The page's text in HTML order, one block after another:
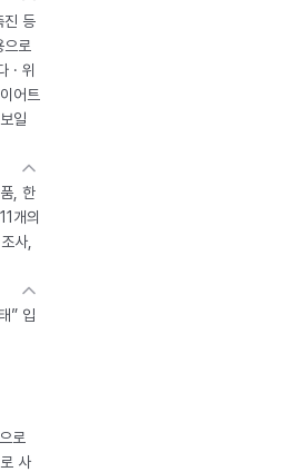
진 등
로
· 위
어트
일
, 한
개의
사,
” 입
로
사